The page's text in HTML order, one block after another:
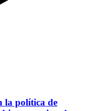
la política de